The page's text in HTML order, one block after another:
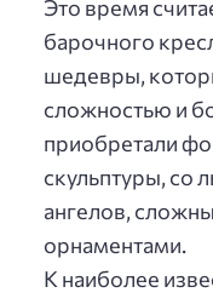
Это время
барочного
шедевры,
сложностью и
приобретали
скульптуры, со
ангелов,
орнаментами.
К наиболее